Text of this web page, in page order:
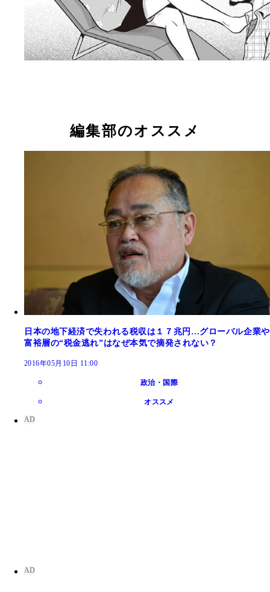
編集部のオススメ
日本の地下経済で失われる税収は１７兆円…グローバル企業や
富裕層の“税金逃れ”はなぜ本気で摘発されない？
2016年05月10日 11:00
政治・国際
オススメ